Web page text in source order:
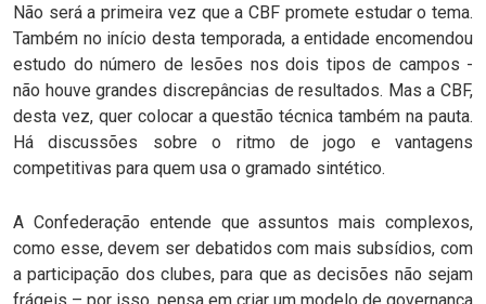
Não será a primeira vez que a CBF promete estudar o tema.
Também no início desta temporada, a entidade encomendou
estudo do número de lesões nos dois tipos de campos -
não houve grandes discrepâncias de resultados. Mas a CBF,
desta vez, quer colocar a questão técnica também na pauta.
Há discussões sobre o ritmo de jogo e vantagens
competitivas para quem usa o gramado sintético.
A Confederação entende que assuntos mais complexos,
como esse, devem ser debatidos com mais subsídios, com
a participação dos clubes, para que as decisões não sejam